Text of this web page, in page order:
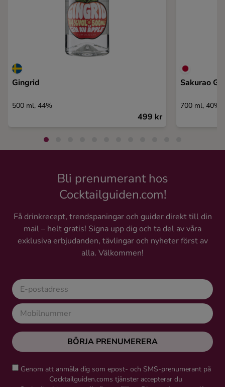
Gingrid
500 ml, 44%
499 kr
Sakurao
700 ml, 40%
Bli prenumerant hos
Cocktailguiden.com!
Få drinkrecept, trendspaningar och guider direkt till din
mail – helt gratis! Signa upp dig och ta del av våra
exklusiva erbjudanden, tävlingar och nyheter först av
alla. Välkommen!
BÖRJA PRENUMERERA
Genom att anmäla dig som epost- och SMS-prenumerant på
Cocktailguiden.coms tjänster accepterar du